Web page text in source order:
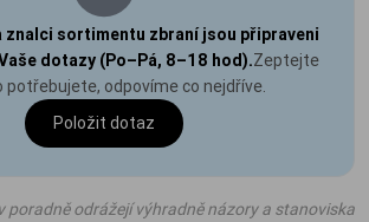
znalci sortimentu zbraní jsou připraveni
dotazy (Po–Pá, 8–18 hod).Zeptejte
potřebujete, odpovíme co nejdříve.
Položit dotaz
poradně odrážejí výhradně názory a stanoviska